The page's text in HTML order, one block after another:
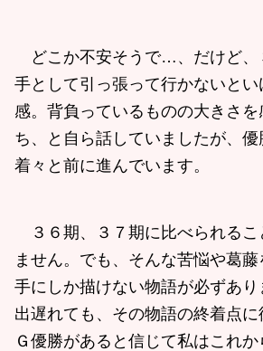
どこか不安そうで…、だけど、
手として引っ張って行かないと
感。背負っているものの大きさ
ち、と自ら話していましたが、
着々と前に進んでいます。
３６期、３７期に比べられるこ
ません。でも、そんな苦悩や葛
手にしか描けない物語が必ずあり
出遅れても、その物語の終着点に
Ｇ優勝があると信じて私はこれ